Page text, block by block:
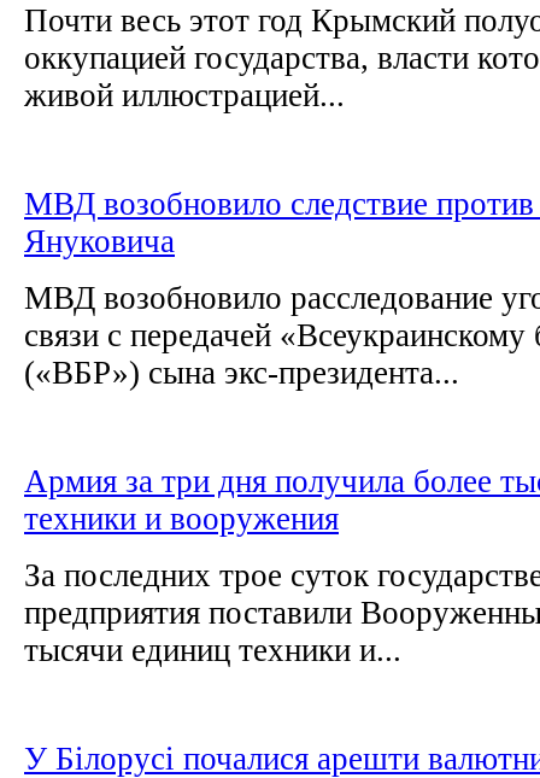
Почти весь этот год Крымский
оккупацией государства, власти
живой иллюстрацией...
МВД возобновило следствие
Януковича
МВД возобновило расследование
связи с передачей «Всеукраинскому
(«ВБР») сына экс-президента...
Армия за три дня получила более
техники и вооружения
За последних трое суток
предприятия поставили
тысячи единиц техники и...
У Білорусі почалися арешти